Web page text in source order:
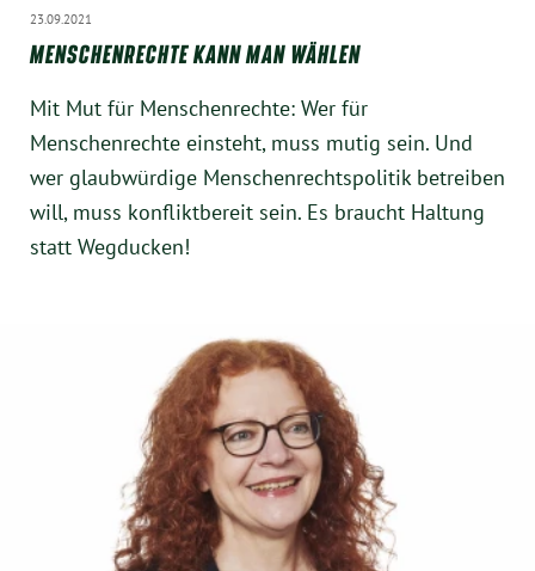
23.09.2021
MENSCHENRECHTE KANN MAN WÄHLEN
Mit Mut für Menschenrechte: Wer für
Menschenrechte einsteht, muss mutig sein. Und
wer glaubwürdige Menschenrechtspolitik betreiben
will, muss konfliktbereit sein. Es braucht Haltung
statt Wegducken!